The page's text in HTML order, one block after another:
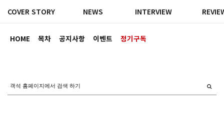
HOME 목차 공지사항 이벤트 정기구독
COVER STORY NEWS INTERVIEW